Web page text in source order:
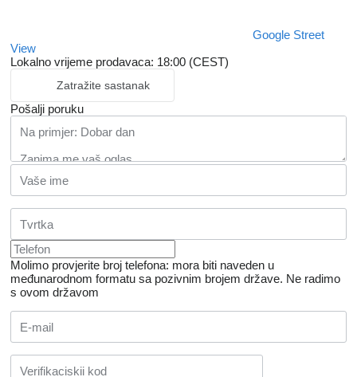
Google Street
View
Lokalno vrijeme prodavaca: 18:00 (CEST)
Zatražite sastanak
Pošalji poruku
Molimo provjerite broj telefona: mora biti naveden u
međunarodnom formatu sa pozivnim brojem države. Ne radimo
s ovom državom